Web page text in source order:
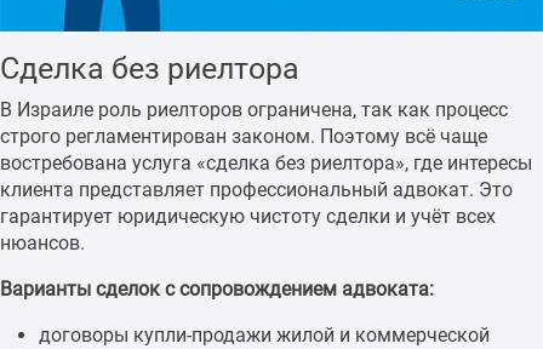
Сделка без риелтора
В Израиле роль риелторов ограничена, так как процесс
строго регламентирован законом. Поэтому всё чаще
востребована услуга «сделка без риелтора», где интересы
клиента представляет профессиональный адвокат. Это
гарантирует юридическую чистоту сделки и учёт всех
нюансов.
Варианты сделок с сопровождением адвоката:
договоры купли-продажи жилой и коммерческой